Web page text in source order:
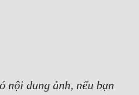
nội dung ảnh, nếu bạn